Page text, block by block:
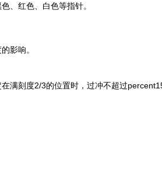
、红色、白色等指针。
影响。
满刻度2/3的位置时，过冲不超过percent